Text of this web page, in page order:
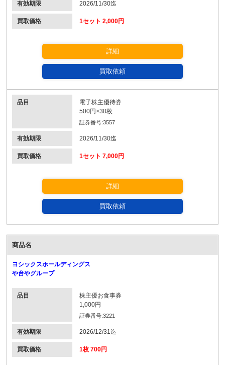
有効期限 2026/11/30迄
買取価格 1セット 2,000円
詳細
買取依頼
品目
電子株主優待券
500円×30枚
証券番号:3557
有効期限 2026/11/30迄
買取価格 1セット 7,000円
詳細
買取依頼
商品名
ヨシックスホールディングス
や台やグループ
品目
株主優お食事券
1,000円
証券番号:3221
有効期限 2026/12/31迄
買取価格 1枚 700円